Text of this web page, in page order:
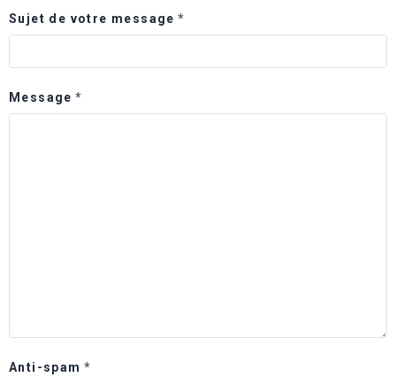
Sujet de votre message
Message
Anti-spam